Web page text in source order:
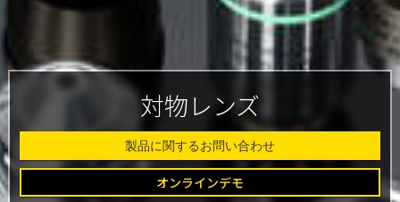
対物レンズ
製品に関するお問い合わせ
オンラインデモ